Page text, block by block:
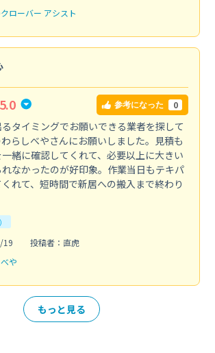
ローバー アシスト
5.0 参考になった 0
タイミングでお願いできる業者を探して
らしべやさんにお願いしました。見積も
緒に確認してくれて、必要以上に大きい
なかったのが好印象。作業当日もテキパ
れて、短時間で新居への搬入まで終わり
19
投稿者：直虎
や
もっと見る